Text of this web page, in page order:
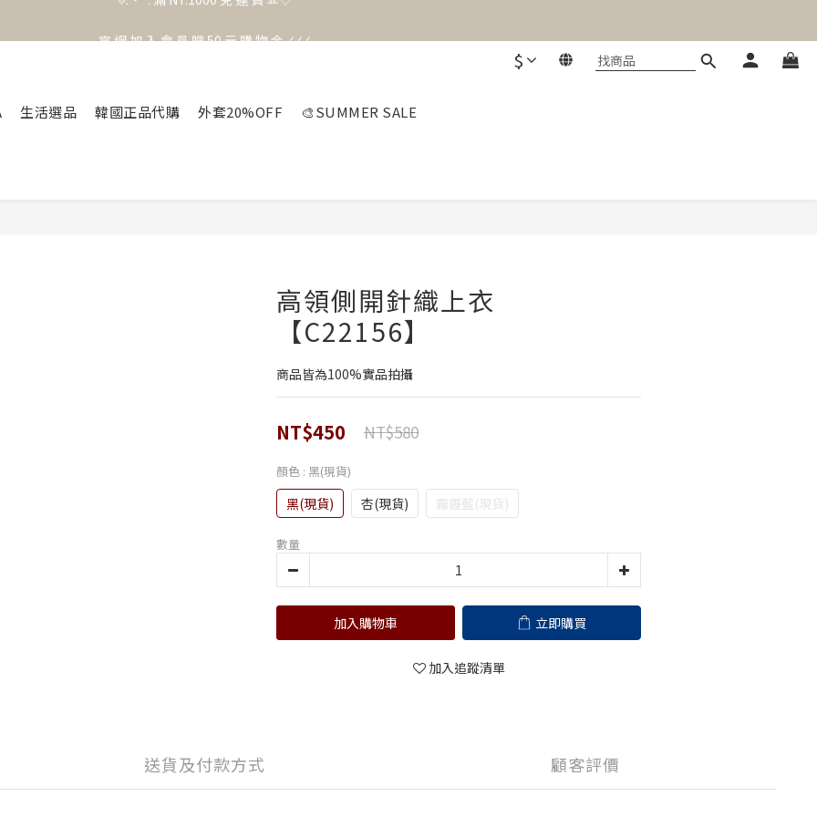
官 網 加 入 會 員 贈 50 元 購 物 金 .ᐟ.ᐟ.ᐟ
$
生活選品 韓國正品代購 外套20%OFF 🎨SUMMER SALE
高領側開針織上衣
【C22156】
商品皆為100%實品拍攝
NT$450 NT$580
顏色 : 黑(現貨)
黑(現貨) 杏(現貨) 霧霾藍(現貨)
數量
加入購物車 立即購買
加入追蹤清單
送貨及付款方式 顧客評價